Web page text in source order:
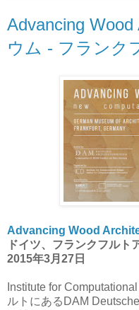
Advancing
ウム - フランク
Advancing Wood
ドイツ、フランクフルト
2015年3月27日
Institute for
ルトにあるDAM